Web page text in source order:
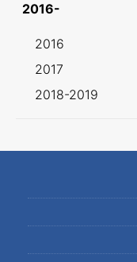
2016-
2016
2017
2018-2019